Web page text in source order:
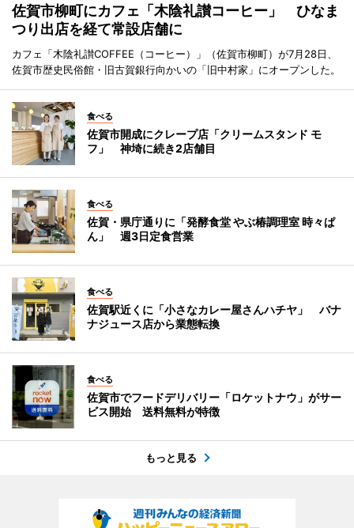
佐賀市柳町にカフェ「木陰礼讃コーヒー」 ひなま
つり出店を経て常設店舗に
カフェ「木陰礼讃COFFEE（コーヒー）」（佐賀市柳町）が7月28日、
佐賀市歴史民俗館・旧古賀銀行向かいの「旧中村家」にオープンした。
食べる
佐賀市開成にクレープ店「クリームスタンド モ
フ」 神埼に続き2店舗目
食べる
佐賀・県庁通りに「発酵食堂 やぶ椿調理室 時々ぱ
ん」 週3日定食営業
食べる
佐賀駅近くに「小さなカレー屋さんハチヤ」 バナ
ナジュース店から業態転換
食べる
佐賀市でフードデリバリー「ロケットナウ」がサー
ビス開始 送料無料が特徴
もっと見る